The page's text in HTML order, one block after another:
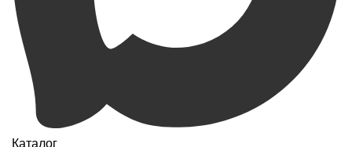
Каталог